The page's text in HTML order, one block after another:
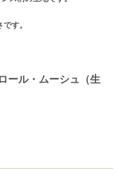
す。
ール・ムーシュ（生